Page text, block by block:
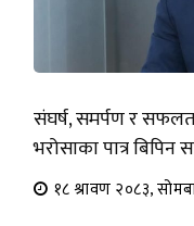
संघर्ष, समर्पण र
भरोसाका पात्र बिपिन
१८ श्रावण २०८३,